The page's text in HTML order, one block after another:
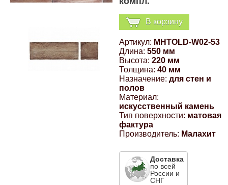
В корзину
Артикул: MHTOLD-W02-53
Длина: 550 мм
Высота: 220 мм
Толщина: 40 мм
Назначение: для стен и
полов
Материал:
искусственный камень
Тип поверхности: матовая
фактура
Производитель: Малахит
Доставка
по всей
России и
СНГ
Компрессионные фитинги Poliext
Hyundai
Шпатлевки, штукатурки
Эмали универсальные акриловые
Магнитные панели на холодильник